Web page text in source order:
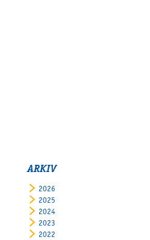
ARKIV
2026
2025
2024
2023
2022